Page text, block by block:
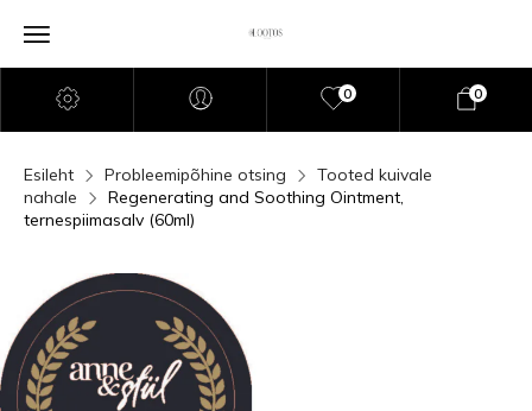
0 0
Esileht Probleemipõhine otsing
Tooted kuivale
nahale
Regenerating and Soothing Ointment,
ternespiimasalv (60ml)